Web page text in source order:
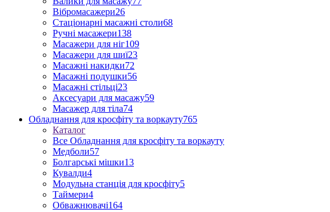
Вібромасажери26
Стаціонарні масажні столи68
Ручні масажери138
Масажери для ніг109
Масажери для шиї23
Масажні накидки72
Масажні подушки56
Масажні стільці23
Аксесуари для масажу59
Масажер для тіла74
Обладнання для кросфіту та воркауту765
Каталог
Все Обладнання для кросфіту та воркауту
Медболи57
Болгарські мішки13
Кувалди4
Модульна станція для кросфіту5
Таймери4
Обважнювачі164